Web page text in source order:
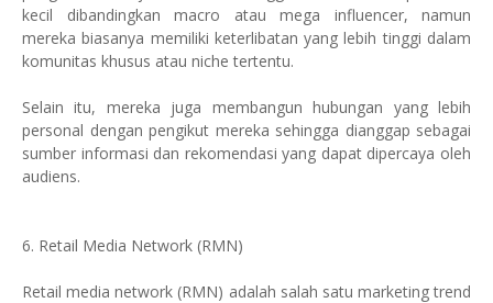
kecil dibandingkan macro atau mega influencer, namun
mereka biasanya memiliki keterlibatan yang lebih tinggi dalam
komunitas khusus atau niche tertentu.
Selain itu, mereka juga membangun hubungan yang lebih
personal dengan pengikut mereka sehingga dianggap sebagai
sumber informasi dan rekomendasi yang dapat dipercaya oleh
audiens.
6. Retail Media Network (RMN)
Retail media network (RMN) adalah salah satu marketing trend